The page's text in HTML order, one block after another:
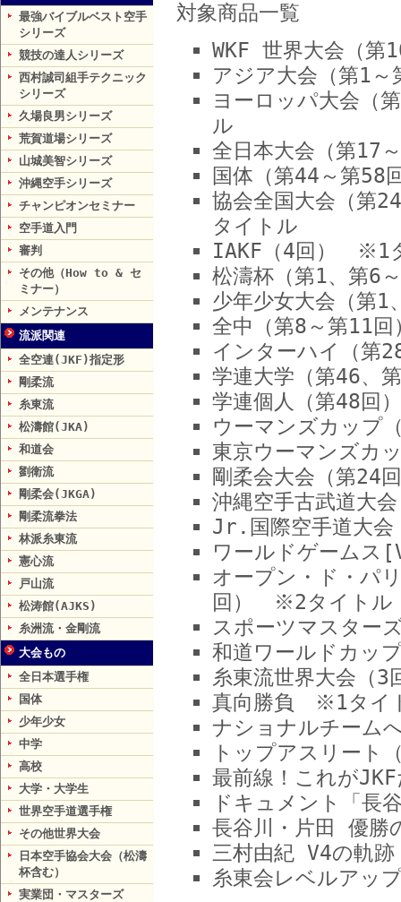
最強バイブルベスト空手
シリーズ
競技の達人シリーズ
西村誠司組手テクニック
シリーズ
久場良男シリーズ
荒賀道場シリーズ
山城美智シリーズ
沖縄空手シリーズ
チャンピオンセミナー
空手道入門
審判
その他（How to & セ
ミナー）
メンテナンス
流派関連
全空連(JKF)指定形
剛柔流
糸東流
松濤館(JKA)
和道会
劉衛流
剛柔会(JKGA)
剛柔流拳法
林派糸東流
憲心流
戸山流
松涛館(AJKS)
糸洲流・金剛流
大会もの
全日本選手権
国体
少年少女
中学
高校
大学・大学生
世界空手道選手権
その他世界大会
日本空手協会大会（松濤
杯含む）
実業団・マスターズ
対象商品一覧
WKF 世界大会（
アジア大会（第1
ヨーロッパ大会（
ル
全日本大会（第
国体（第44～第
協会全国大会（第
タイトル
IAKF（4回） ※1
松濤杯（第1、第
少年少女大会（第
全中（第8～第11
インターハイ（
学連大学（第46
学連個人（第48
ウーマンズカップ
東京ウーマンズカ
剛柔会大会（第
沖縄空手古武道大
Jr.国際空手道大
ワールドゲーム
オープン・ド・
回） ※2タイトル
スポーツマスタ
和道ワールドカッ
糸東流世界大会
真向勝負 ※1タイ
ナショナルチーム
トップアスリー
最前線！これが
ドキュメント「
長谷川・片田 優
三村由紀 V4の軌
糸東会レベルア